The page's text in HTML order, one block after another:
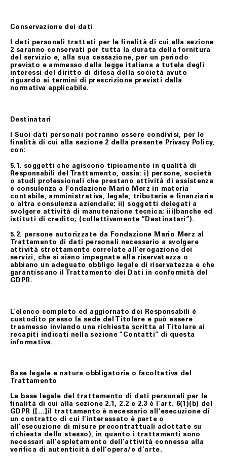
Conservazione dei dati
I dati personali trattati per le finalità di cui alla sezione
2 saranno conservati per tutta la durata della fornitura
del servizio e, alla sua cessazione, per un periodo
previsto e ammesso dalla legge italiana a tutela degli
interessi del diritto di difesa della società avuto
riguardo ai termini di prescrizione previsti dalla
normativa applicabile.
Destinatari
I Suoi dati personali potranno essere condivisi, per le
finalità di cui alla sezione 2 della presente Privacy Policy,
con:
5.1. soggetti che agiscono tipicamente in qualità di
Responsabili del Trattamento, ossia: i) persone, società
o studi professionali che prestano attività di assistenza
e consulenza a Fondazione Mario Merz in materia
contabile, amministrativa, legale, tributaria e finanziaria
o altra consulenza aziendale; ii) soggetti delegati a
svolgere attività di manutenzione tecnica; iii)banche ed
istituti di credito; (collettivamente “ Destinatari ”).
5.2. persone autorizzate da Fondazione Mario Merz al
Trattamento di dati personali necessario a svolgere
attività strettamente correlate all’erogazione dei
servizi, che si siano impegnate alla riservatezza o
abbiano un adeguato obbligo legale di riservatezza e che
garantiscano il Trattamento dei Dati in conformità del
GDPR.
L’elenco completo ed aggiornato dei Responsabili è
custodito presso la sede del Titolare e può essere
trasmesso inviando una richiesta scritta al Titolare ai
recapiti indicati nella sezione “Contatti” di questa
informativa.
Base legale e natura obbligatoria o facoltativa del
Trattamento
La base legale del trattamento di dati personali per le
finalità di cui alla sezione 2.1, 2.2 e 2.3 è l’art. 6(1)(b) del
GDPR ([…]il trattamento è necessario all’esecuzione di
un contratto di cui l’interessato è parte o
all’esecuzione di misure precontrattuali adottate su
richiesta dello stesso ), in quanto i trattamenti sono
necessari all’espletamento dell’attività connessa alla
verifica di autenticità dell’opera/e d’arte.